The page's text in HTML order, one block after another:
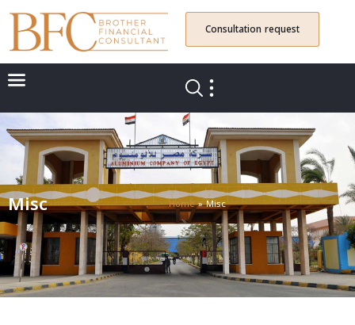
Consultation request
Misc Home»Misc